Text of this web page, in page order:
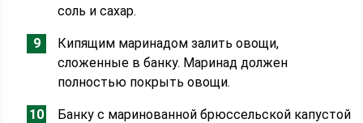
соль и сахар.
Кипящим маринадом залить овощи,
сложенные в банку. Маринад должен
полностью покрыть овощи.
Банку с маринованной брюссельской капустой